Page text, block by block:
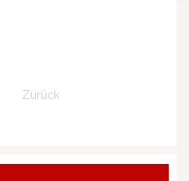
Zurück